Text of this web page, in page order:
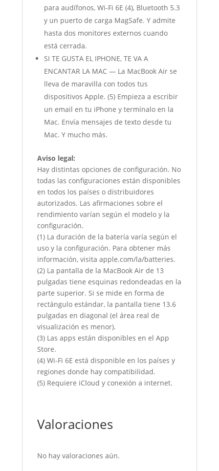
para audífonos, Wi-Fi 6E (4), Bluetooth 5.3
y un puerto de carga MagSafe. Y admite
hasta dos monitores externos cuando
está cerrada.
SI TE GUSTA EL IPHONE, TE VA A
ENCANTAR LA MAC — La MacBook Air se
lleva de maravilla con todos tus
dispositivos Apple. (5) Empieza a escribir
un email en tu iPhone y termínalo en la
Mac. Envía mensajes de texto desde tu
Mac. Y mucho más.
Aviso legal:
Hay distintas opciones de configuración. No
todas las configuraciones están disponibles
en todos los países o distribuidores
autorizados. Las afirmaciones sobre el
rendimiento varían según el modelo y la
configuración.
(1) La duración de la batería varía según el
uso y la configuración. Para obtener más
información, visita apple.com/la/batteries.
(2) La pantalla de la MacBook Air de 13
pulgadas tiene esquinas redondeadas en la
parte superior. Si se mide en forma de
rectángulo estándar, la pantalla tiene 13.6
pulgadas en diagonal (el área real de
visualización es menor).
(3) Las apps están disponibles en el App
Store.
(4) Wi-Fi 6E está disponible en los países y
regiones donde hay compatibilidad.
(5) Requiere iCloud y conexión a internet.
Valoraciones
No hay valoraciones aún.